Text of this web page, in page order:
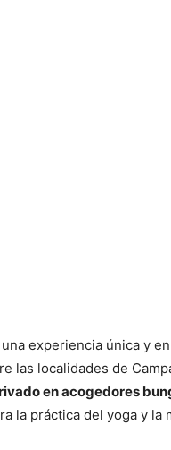
experiencia única y
las localidades de
en acogedores
la práctica del yoga y la